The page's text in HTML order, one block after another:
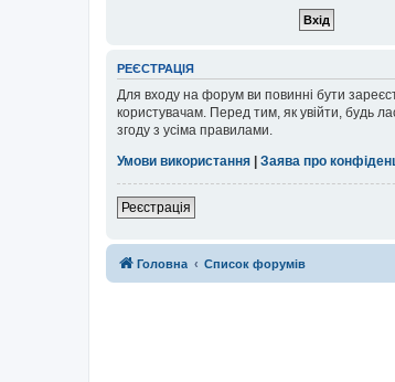
РЕЄСТРАЦІЯ
Для входу на форум ви повинні бути
користувачам. Перед тим, як увійти, будь
згоду з усіма правилами.
Умови використання | Заява про
Реєстрація
Головна Список форумів